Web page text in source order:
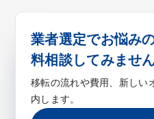
業者選定でお悩み
料相談してみませ
移転の流れや費用、新しい
内します。